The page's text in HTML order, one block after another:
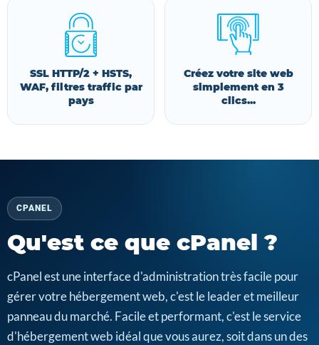
SSL HTTP/2 + HSTS,
WAF, filtres traffic par
pays
Créez votre site web
simplement en 3
clics...
CPANEL
Qu'est ce que cPanel ?
cPanel est une interface d'administration très facile pour
gérer votre hébergement web, c'est le leader et meilleur
panneau du marché. Facile et performant, c'est le service
d'hébergement web idéal que vous aurez, soit dans un des